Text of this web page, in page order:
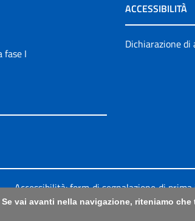
fase I
ACCESSIBILITÀ
Dichiarazione di
Accessibilità: form di segnalazione di
Legali|Sitemap
vai avanti nella navigazione, riteniamo che